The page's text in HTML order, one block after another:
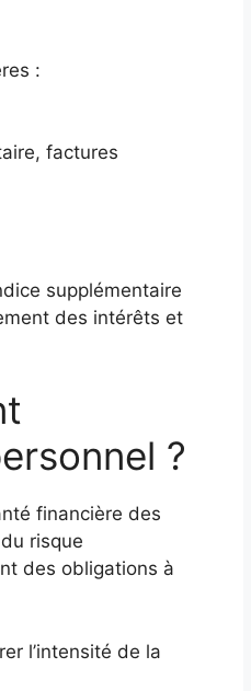
:
factures
supplémentaire
des intérêts et
?
financière des
risque
des obligations à
l’intensité de la